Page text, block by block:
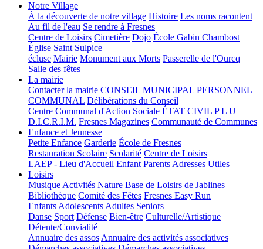
Notre Village
À la découverte de notre village Histoire Les noms racontent
Au fil de l'eau Se rendre à Fresnes
Centre de Loisirs Cimetière Dojo École Gabin Chambost
Église Saint Sulpice
écluse Mairie Monument aux Morts Passerelle de l'Ourcq
Salle des fêtes
La mairie
Contacter la mairie CONSEIL MUNICIPAL PERSONNEL
COMMUNAL Délibérations du Conseil
Centre Communal d'Action Sociale ÉTAT CIVIL P L U
D.I.C.R.I.M. Fresnes Magazines Communauté de Communes
Enfance et Jeunesse
Petite Enfance Garderie École de Fresnes
Restauration Scolaire Scolarité Centre de Loisirs
LAEP - Lieu d'Accueil Enfant Parents Adresses Utiles
Loisirs
Musique Activités Nature Base de Loisirs de Jablines
Bibliothèque Comité des Fêtes Fresnes Easy Run
Enfants Adolescents Adultes Seniors
Danse Sport Défense Bien-être Culturelle/Artistique
Détente/Convialité
Annuaire des assos Annuaire des activités associatives